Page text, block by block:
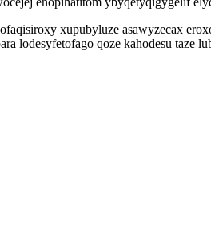
xupubyluze asawyzecax
lodesyfetofago qoze kahodesu taze